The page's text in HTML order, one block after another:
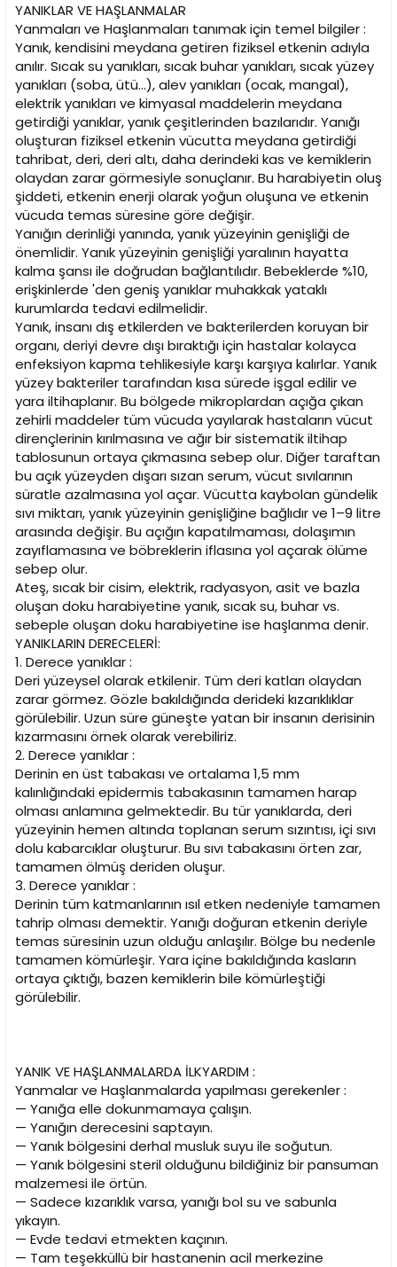
YANIKLAR VE HAŞLANMALAR
Yanmaları ve Haşlanmaları tanımak için temel bilgiler :
Yanık, kendisini meydana getiren fiziksel etkenin adıyla
anılır. Sıcak su yanıkları, sıcak buhar yanıkları, sıcak yüzey
yanıkları (soba, ütü...), alev yanıkları (ocak, mangal),
elektrik yanıkları ve kimyasal maddelerin meydana
getirdiği yanıklar, yanık çeşitlerinden bazılarıdır. Yanığı
oluşturan fiziksel etkenin vücutta meydana getirdiği
tahribat, deri, deri altı, daha derindeki kas ve kemiklerin
olaydan zarar görmesiyle sonuçlanır. Bu harabiyetin oluş
şiddeti, etkenin enerji olarak yoğun oluşuna ve etkenin
vücuda temas süresine göre değişir.
Yanığın derinliği yanında, yanık yüzeyinin genişliği de
önemlidir. Yanık yüzeyinin genişliği yaralının hayatta
kalma şansı ile doğrudan bağlantılıdır. Bebeklerde %10,
erişkinlerde 'den geniş yanıklar muhakkak yataklı
kurumlarda tedavi edilmelidir.
Yanık, insanı dış etkilerden ve bakterilerden koruyan bir
organı, deriyi devre dışı bıraktığı için hastalar kolayca
enfeksiyon kapma tehlikesiyle karşı karşıya kalırlar. Yanık
yüzey bakteriler tarafından kısa sürede işgal edilir ve
yara iltihaplanır. Bu bölgede mikroplardan açığa çıkan
zehirli maddeler tüm vücuda yayılarak hastaların vücut
dirençlerinin kırılmasına ve ağır bir sistematik iltihap
tablosunun ortaya çıkmasına sebep olur. Diğer taraftan
bu açık yüzeyden dışarı sızan serum, vücut sıvılarının
süratle azalmasına yol açar. Vücutta kaybolan gündelik
sıvı miktarı, yanık yüzeyinin genişliğine bağlıdır ve 1–9 litre
arasında değişir. Bu açığın kapatılmaması, dolaşımın
zayıflamasına ve böbreklerin iflasına yol açarak ölüme
sebep olur.
Ateş, sıcak bir cisim, elektrik, radyasyon, asit ve bazla
oluşan doku harabiyetine yanık, sıcak su, buhar vs.
sebeple oluşan doku harabiyetine ise haşlanma denir.
YANIKLARIN DERECELERİ:
1. Derece yanıklar :
Deri yüzeysel olarak etkilenir. Tüm deri katları olaydan
zarar görmez. Gözle bakıldığında derideki kızarıklıklar
görülebilir. Uzun süre güneşte yatan bir insanın derisinin
kızarmasını örnek olarak verebiliriz.
2. Derece yanıklar :
Derinin en üst tabakası ve ortalama 1,5 mm
kalınlığındaki epidermis tabakasının tamamen harap
olması anlamına gelmektedir. Bu tür yanıklarda, deri
yüzeyinin hemen altında toplanan serum sızıntısı, içi sıvı
dolu kabarcıklar oluşturur. Bu sıvı tabakasını örten zar,
tamamen ölmüş deriden oluşur.
3. Derece yanıklar :
Derinin tüm katmanlarının ısıl etken nedeniyle tamamen
tahrip olması demektir. Yanığı doğuran etkenin deriyle
temas süresinin uzun olduğu anlaşılır. Bölge bu nedenle
tamamen kömürleşir. Yara içine bakıldığında kasların
ortaya çıktığı, bazen kemiklerin bile kömürleştiği
görülebilir.
YANIK VE HAŞLANMALARDA İLKYARDIM :
Yanmalar ve Haşlanmalarda yapılması gerekenler :
— Yanığa elle dokunmamaya çalışın.
— Yanığın derecesini saptayın.
— Yanık bölgesini derhal musluk suyu ile soğutun.
— Yanık bölgesini steril olduğunu bildiğiniz bir pansuman
malzemesi ile örtün.
— Sadece kızarıklık varsa, yanığı bol su ve sabunla
yıkayın.
— Evde tedavi etmekten kaçının.
— Tam teşekküllü bir hastanenin acil merkezine